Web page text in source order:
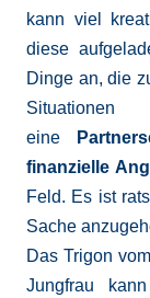
kann viel
diese
Dinge an, die
eine
finanzielle
Feld. Es ist
Sache
Das Trigon
Jungfrau